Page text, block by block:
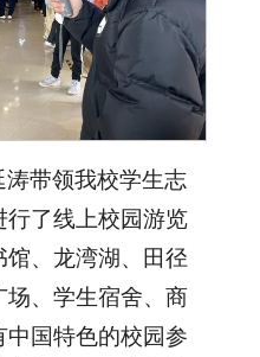
带领我校学生志
行了线上校园游览
馆、龙湾湖、田径
、学生宿舍、商
国特色的校园参